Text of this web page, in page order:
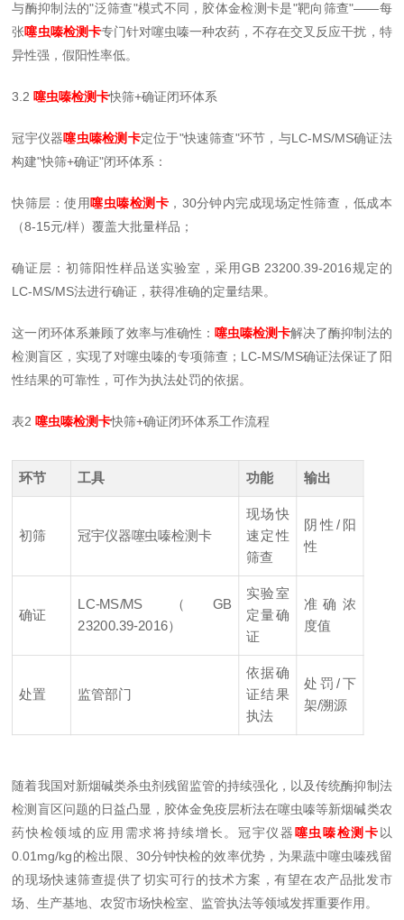
与酶抑制法的"泛筛查"模式不同，胶体金检测卡是"靶向筛查"——每
张噻虫嗪检测卡专门针对噻虫嗪一种农药，不存在交叉反应干扰，特
异性强，假阳性率低。
3.2 噻虫嗪检测卡快筛+确证闭环体系
冠宇仪器噻虫嗪检测卡定位于"快速筛查"环节，与LC-MS/MS确证法
构建"快筛+确证"闭环体系：
快筛层：使用噻虫嗪检测卡 ，30分钟内完成现场定性筛查，低成本
（8-15元/样）覆盖大批量样品；
确证层：初筛阳性样品送实验室，采用GB 23200.39-2016规定的
LC-MS/MS法进行确证，获得准确的定量结果。
这一闭环体系兼顾了效率与准确性： 噻虫嗪检测卡解决了酶抑制法的
检测盲区，实现了对噻虫嗪的专项筛查；LC-MS/MS确证法保证了阳
性结果的可靠性，可作为执法处罚的依据。
表2 噻虫嗪检测卡快筛+确证闭环体系工作流程
环节 工具 功能 输出
初筛 冠宇仪器噻虫嗪检测卡
现场快
速定性
筛查
阴性/阳
性
确证
LC-MS/MS（GB
23200.39-2016）
实验室
定量确
证
准确浓
度值
处置 监管部门
依据确
证结果
执法
处罚/下
架/溯源
随着我国对新烟碱类杀虫剂残留监管的持续强化，以及传统酶抑制法
检测盲区问题的日益凸显，胶体金免疫层析法在噻虫嗪等新烟碱类农
药快检领域的应用需求将持续增长。冠宇仪器 噻虫嗪检测卡 以
0.01mg/kg的检出限、30分钟快检的效率优势，为果蔬中噻虫嗪残留
的现场快速筛查提供了切实可行的技术方案，有望在农产品批发市
场、生产基地、农贸市场快检室、监管执法等领域发挥重要作用。